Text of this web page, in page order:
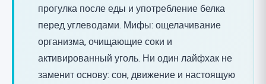
прогулка после еды и употребление белка
перед углеводами. Мифы: ощелачивание
организма, очищающие соки и
активированный уголь. Ни один лайфхак не
заменит основу: сон, движение и настоящую